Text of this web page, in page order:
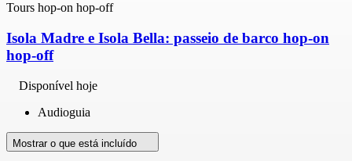
Tours hop-on hop-off
Isola Madre e Isola Bella: passeio de barco hop-on
hop-off
Disponível hoje
Audioguia
Mostrar o que está incluído